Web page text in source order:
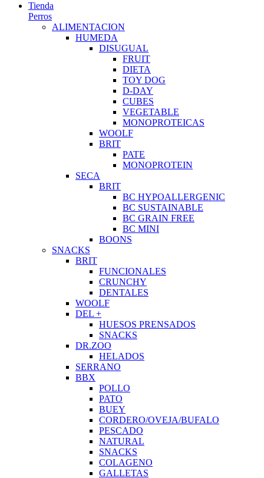
Tienda
Perros
ALIMENTACION
HUMEDA
DISUGUAL
FRUIT
DIETA
TOY DOG
D-DAY
CUBES
VEGETABLE
MONOPROTEICAS
WOOLF
BRIT
PATE
MONOPROTEIN
SECA
BRIT
BC HYPOALLERGENIC
BC SUSTAINABLE
BC GRAIN FREE
BC MINI
BOONS
SNACKS
BRIT
FUNCIONALES
CRUNCHY
DENTALES
WOOLF
DEL +
HUESOS PRENSADOS
SNACKS
DR.ZOO
HELADOS
SERRANO
BBX
POLLO
PATO
BUEY
CORDERO/OVEJA/BUFALO
PESCADO
NATURAL
SNACKS
COLAGENO
GALLETAS